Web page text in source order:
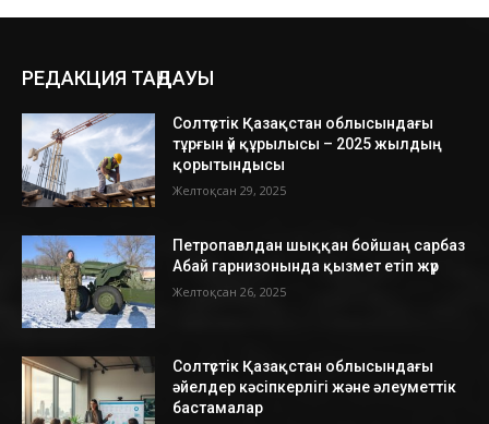
РЕДАКЦИЯ ТАҢДАУЫ
Солтүстік Қазақстан облысындағы
тұрғын үй құрылысы – 2025 жылдың
қорытындысы
Желтоқсан 29, 2025
Петропавлдан шыққан бойшаң сарбаз
Абай гарнизонында қызмет етіп жүр
Желтоқсан 26, 2025
Солтүстік Қазақстан облысындағы
әйелдер кәсіпкерлігі және әлеуметтік
бастамалар